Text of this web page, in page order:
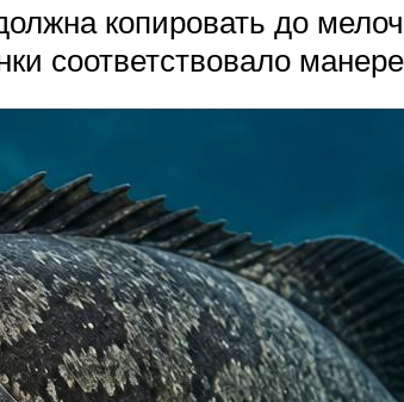
копировать до
соответствовало